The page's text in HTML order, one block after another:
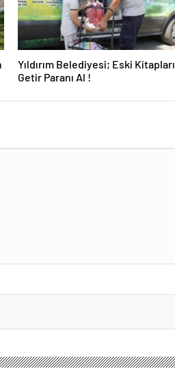
Yıldırım Belediyesi; Eski Kitapları
Getir Paranı Al !